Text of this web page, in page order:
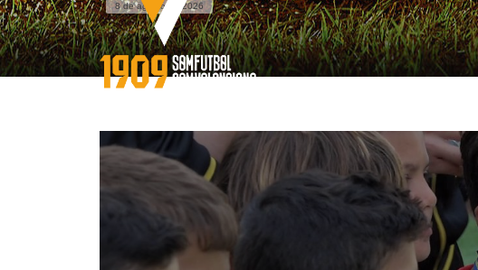
8 de agosto de 2026